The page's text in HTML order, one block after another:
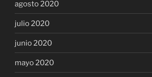
agosto 2020
julio 2020
junio 2020
mayo 2020